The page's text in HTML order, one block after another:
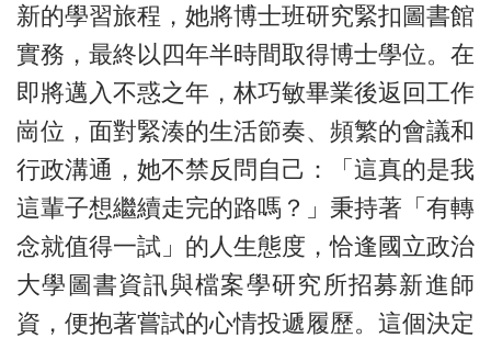
新的學習旅程，她將博士班研究緊扣圖書館
實務，最終以四年半時間取得博士學位。在
即將邁入不惑之年，林巧敏畢業後返回工作
崗位，面對緊湊的生活節奏、頻繁的會議和
行政溝通，她不禁反問自己：「這真的是我
這輩子想繼續走完的路嗎？」秉持著「有轉
念就值得一試」的人生態度，恰逢國立政治
大學圖書資訊與檔案學研究所招募新進師
資，便抱著嘗試的心情投遞履歷。這個決定